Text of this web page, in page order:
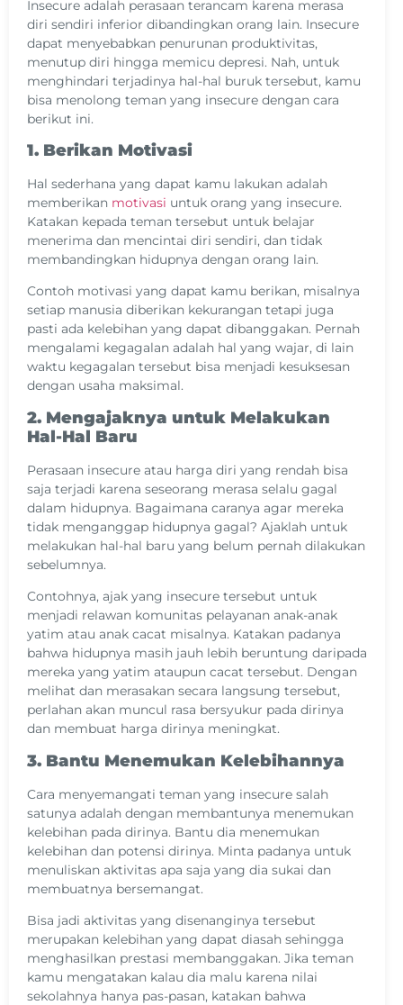
Insecure adalah perasaan terancam karena merasa
diri sendiri inferior dibandingkan orang lain. Insecure
dapat menyebabkan penurunan produktivitas,
menutup diri hingga memicu depresi. Nah, untuk
menghindari terjadinya hal-hal buruk tersebut, kamu
bisa menolong teman yang insecure dengan cara
berikut ini.
1. Berikan Motivasi
Hal sederhana yang dapat kamu lakukan adalah
memberikan motivasi untuk orang yang insecure.
Katakan kepada teman tersebut untuk belajar
menerima dan mencintai diri sendiri, dan tidak
membandingkan hidupnya dengan orang lain.
Contoh motivasi yang dapat kamu berikan, misalnya
setiap manusia diberikan kekurangan tetapi juga
pasti ada kelebihan yang dapat dibanggakan. Pernah
mengalami kegagalan adalah hal yang wajar, di lain
waktu kegagalan tersebut bisa menjadi kesuksesan
dengan usaha maksimal.
2. Mengajaknya untuk Melakukan
Hal-Hal Baru
Perasaan insecure atau harga diri yang rendah bisa
saja terjadi karena seseorang merasa selalu gagal
dalam hidupnya. Bagaimana caranya agar mereka
tidak menganggap hidupnya gagal? Ajaklah untuk
melakukan hal-hal baru yang belum pernah dilakukan
sebelumnya.
Contohnya, ajak yang insecure tersebut untuk
menjadi relawan komunitas pelayanan anak-anak
yatim atau anak cacat misalnya. Katakan padanya
bahwa hidupnya masih jauh lebih beruntung daripada
mereka yang yatim ataupun cacat tersebut. Dengan
melihat dan merasakan secara langsung tersebut,
perlahan akan muncul rasa bersyukur pada dirinya
dan membuat harga dirinya meningkat.
3. Bantu Menemukan Kelebihannya
Cara menyemangati teman yang insecure salah
satunya adalah dengan membantunya menemukan
kelebihan pada dirinya. Bantu dia menemukan
kelebihan dan potensi dirinya. Minta padanya untuk
menuliskan aktivitas apa saja yang dia sukai dan
membuatnya bersemangat.
Bisa jadi aktivitas yang disenanginya tersebut
merupakan kelebihan yang dapat diasah sehingga
menghasilkan prestasi membanggakan. Jika teman
kamu mengatakan kalau dia malu karena nilai
sekolahnya hanya pas-pasan, katakan bahwa